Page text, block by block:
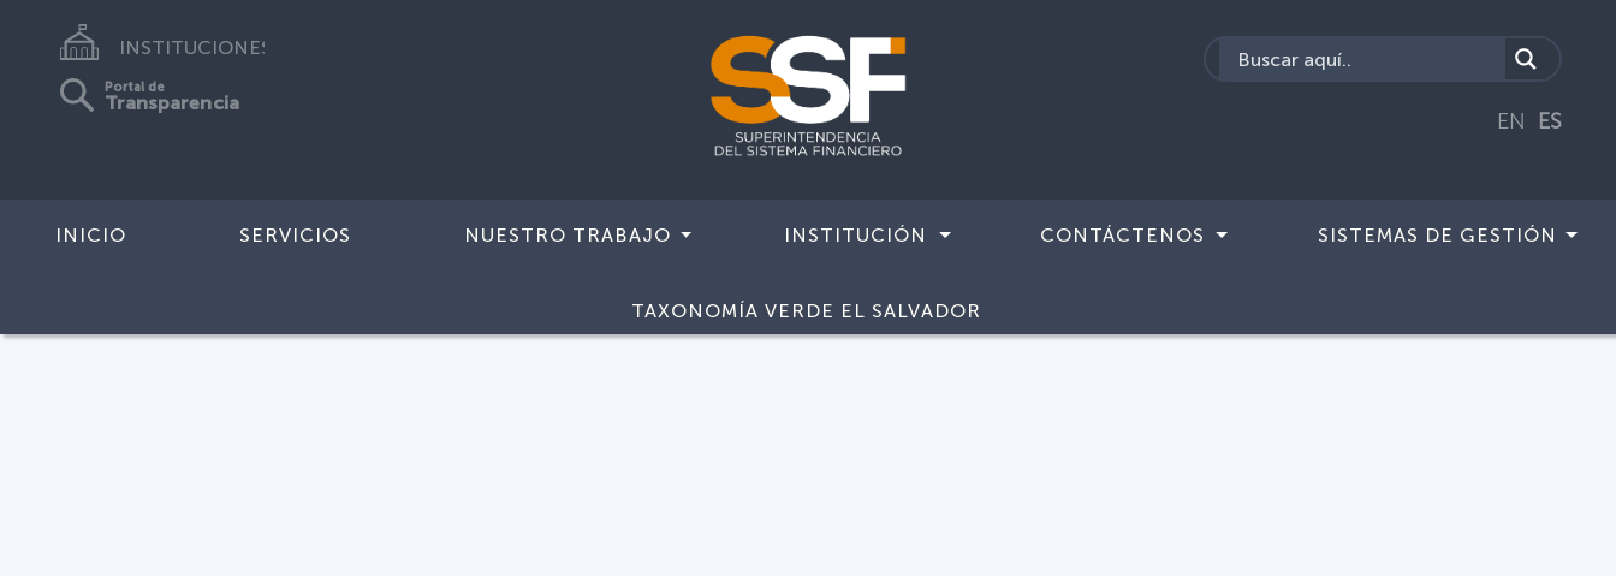
INSTITUCIONES
Portal de
Transparencia
EN ES
INICIO SERVICIOS NUESTRO TRABAJO INSTITUCIÓN CONTÁCTENOS SISTEMAS DE GESTIÓN
TAXONOMÍA VERDE EL SALVADOR